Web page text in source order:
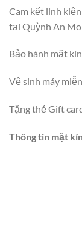
Cam kết linh kiện
tại Quỳnh An
Bảo hành mặt
Vệ sinh máy
Tặng thẻ Gift
Thông tin mặt